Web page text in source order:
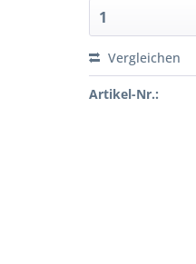
Vergleichen
Artikel-Nr.: